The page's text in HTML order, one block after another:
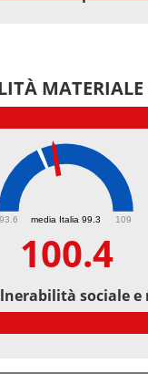
MATERIALE
media Italia 99.3
93.6 109
100.4
sociale e